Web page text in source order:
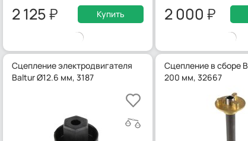
2 125 Купить 2 000
Сцепление электродвигателя
Baltur Ø12.6 мм, 3187
Сцепление в сборе
200 мм, 32667